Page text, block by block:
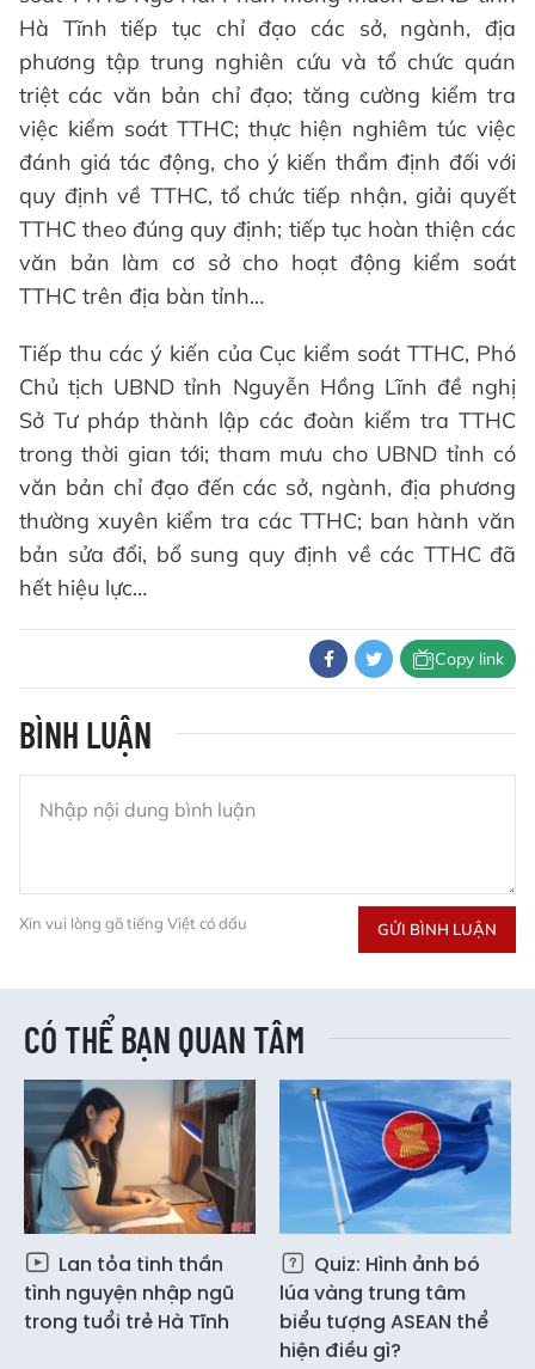
Hà Tĩnh tiếp tục chỉ đạo các sở, ngành, địa
phương tập trung nghiên cứu và tổ chức quán
triệt các văn bản chỉ đạo; tăng cường kiểm tra
việc kiểm soát TTHC; thực hiện nghiêm túc việc
đánh giá tác động, cho ý kiến thẩm định đối với
quy định về TTHC, tổ chức tiếp nhận, giải quyết
TTHC theo đúng quy định; tiếp tục hoàn thiện các
văn bản làm cơ sở cho hoạt động kiểm soát
TTHC trên địa bàn tỉnh…
Tiếp thu các ý kiến của Cục kiểm soát TTHC, Phó
Chủ tịch UBND tỉnh Nguyễn Hồng Lĩnh đề nghị
Sở Tư pháp thành lập các đoàn kiểm tra TTHC
trong thời gian tới; tham mưu cho UBND tỉnh có
văn bản chỉ đạo đến các sở, ngành, địa phương
thường xuyên kiểm tra các TTHC; ban hành văn
bản sửa đổi, bổ sung quy định về các TTHC đã
hết hiệu lực…
Copy link
BÌNH LUẬN
Xin vui lòng gõ tiếng Việt có dấu GỬI BÌNH LUẬN
CÓ THỂ BẠN QUAN TÂM
Lan tỏa tinh thần
tình nguyện nhập ngũ
trong tuổi trẻ Hà Tĩnh
Quiz: Hình ảnh bó
lúa vàng trung tâm
biểu tượng ASEAN thể
hiện điều gì?